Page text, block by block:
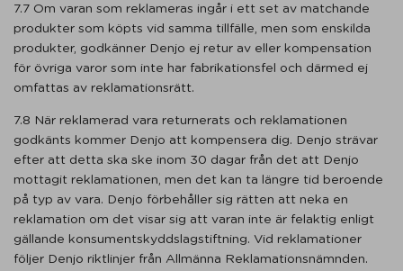
7.7 Om varan som reklameras ingår i ett set av matchande
produkter som köpts vid samma tillfälle, men som enskilda
produkter, godkänner Denjo ej retur av eller kompensation
för övriga varor som inte har fabrikationsfel och därmed ej
omfattas av reklamationsrätt.
7.8 När reklamerad vara returnerats och reklamationen
godkänts kommer Denjo att kompensera dig. Denjo strävar
efter att detta ska ske inom 30 dagar från det att Denjo
mottagit reklamationen, men det kan ta längre tid beroende
på typ av vara. Denjo förbehåller sig rätten att neka en
reklamation om det visar sig att varan inte är felaktig enligt
gällande konsumentskyddslagstiftning. Vid reklamationer
följer Denjo riktlinjer från Allmänna Reklamationsnämnden.